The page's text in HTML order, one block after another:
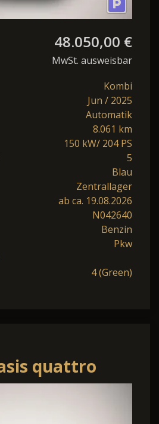
48.050,00 €
MwSt. ausweisbar
Kombi
Jun / 2025
Automatik
8.061 km
150 kW/ 204 PS
5
Blau
Zentrallager
ab ca. 19.08.2026
N042640
Benzin
Pkw
4 (Green)
quattro